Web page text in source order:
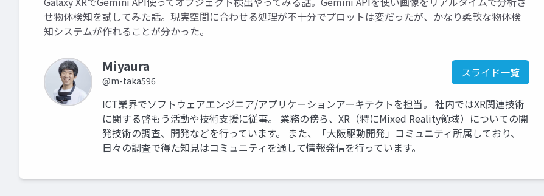
せ物体検知を試してみた話。現実空間に合わせる処理が不十分でプロットは変だったが、かなり柔軟な物体検
知システムが作れることが分かった。
Miyaura
@m-taka596
スライド一覧
ICT業界でソフトウェアエンジニア/アプリケーションアーキテクトを担当。 社内ではXR関連技術
に関する啓もう活動や技術支援に従事。 業務の傍ら、XR（特にMixed Reality領域）についての開
発技術の調査、開発などを行っています。 また、「大阪駆動開発」コミュニティ所属しており、
日々の調査で得た知見はコミュニティを通して情報発信を行っています。